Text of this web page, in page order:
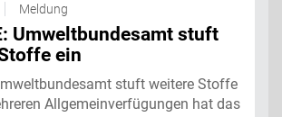
Meldung
Umweltbundesamt stuft
ein
stuft weitere Stoffe
Allgemeinverfügungen hat das